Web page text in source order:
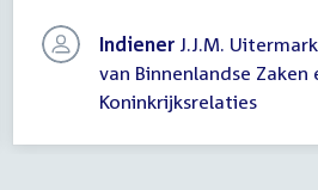
Indiener J.J.M.
van Binnenlandse Zaken
Koninkrijksrelaties